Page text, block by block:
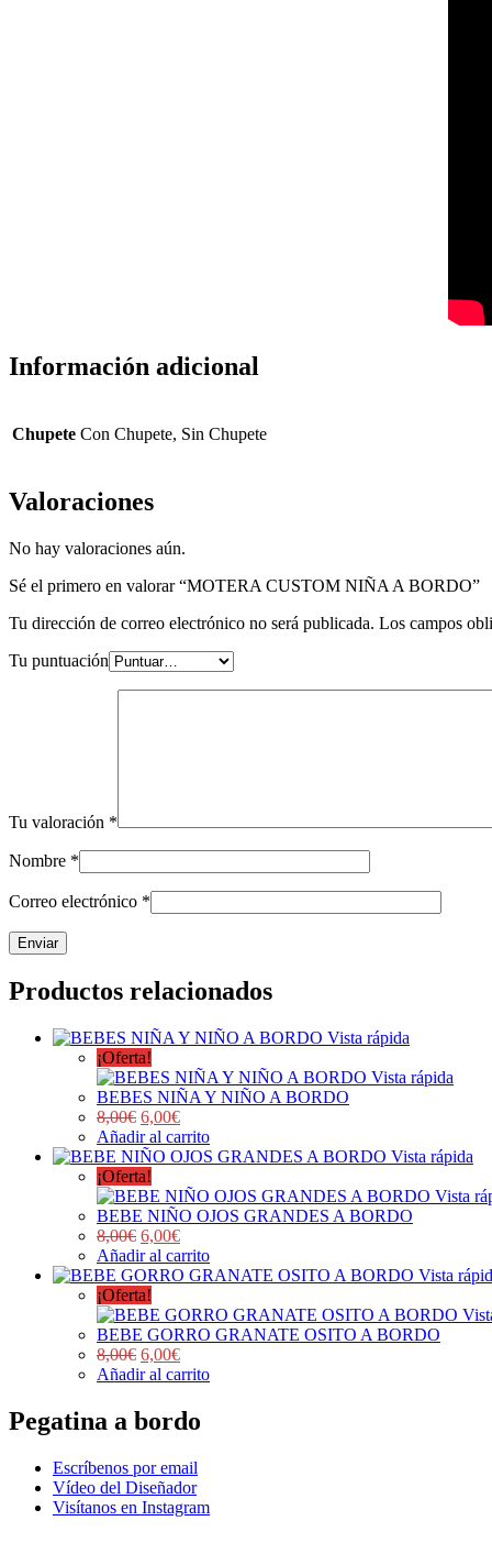
Información adicional
Chupete Con Chupete, Sin Chupete
Valoraciones
No hay valoraciones aún.
Sé el primero en valorar “MOTERA CUSTOM NIÑA A BORDO”
Tu dirección de correo electrónico no será publicada. Los campos
Tu puntuación
Tu valoración *
Nombre *
Correo electrónico *
Productos relacionados
Vista rápida
¡Oferta!
Vista rápida
BEBES NIÑA Y NIÑO A BORDO
8,00€ 6,00€
Añadir al carrito
Vista rápida
¡Oferta!
Vista
BEBE NIÑO OJOS GRANDES A BORDO
8,00€ 6,00€
Añadir al carrito
Vista
¡Oferta!
BEBE GORRO GRANATE OSITO A BORDO
8,00€ 6,00€
Añadir al carrito
Pegatina a bordo
Escríbenos por email
Vídeo del Diseñador
Visítanos en Instagram